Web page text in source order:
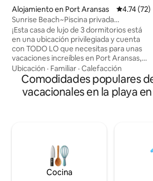
Alojamiento en Port Aransas
4.74 (72)
Sunrise Beach~Piscina privada
climatizada~Juegos de arcade
¡Esta casa de lujo de 3 dormitorios está
en una ubicación privilegiada y cuenta
con TODO LO que necesitas para unas
vacaciones increíbles en Port Aransas,
Texas! *Piscina privada con toallas de
piscina incluidas * Acceso a la piscina
comunitaria. *Pasarela accesible para
carritos de golf (carrito NO incluido) *Sala
24 horas de anticipación para climatizar
la piscina). Tenga en cuenta que el
calefactor se controla mediante un
Ubicación · Familiar · Calefacción
Comodidades populares
vacacionales en la playa
Cocina